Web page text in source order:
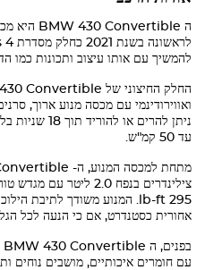
ה BMW 430 Convertible היא
להמשיך עם אותו עיצוב ותכונות כמו
החלק החיצוני של Convertible
ואווירודינמי עם מכסה מנוע ארוך,
ניתן להרים או
עד 50 קמ"ש.
מתחת למכסה המנוע, ה-
אחורית כסטנדרט, אם כי הנעה לכל
בפנים, ה BMW 430 Convertible
עם חומרים איכותיים, מושבים נוחים